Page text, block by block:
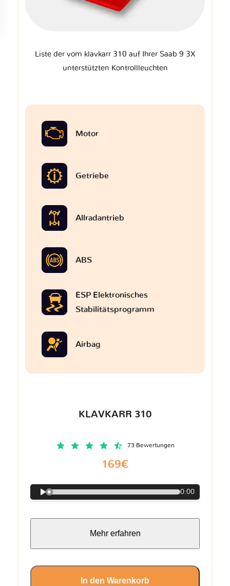
Liste der vom klavkarr 310 auf Ihrer Saab 9 3X
unterstützten Kontrollleuchten
Motor
Getriebe
Allradantrieb
ABS
ESP Elektronisches
Stabilitätsprogramm
Airbag
KLAVKARR 310
73 Bewertungen
169€
0:00
Mehr erfahren
In den Warenkorb